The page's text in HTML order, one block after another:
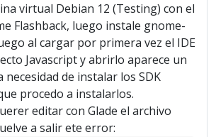
virtual Debian 12 (Testing) con el
Flashback, luego instale gnome-
al cargar por primera vez el IDE
Javascript y abrirlo aparece un
de instalar los SDK
procedo a instalarlos.
editar con Glade el archivo
a salir ete error: